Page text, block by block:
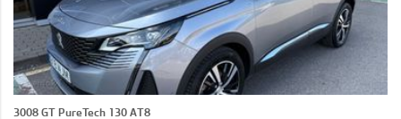
3008 GT PureTech 130 AT8